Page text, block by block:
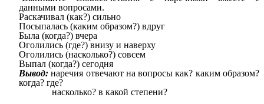
данными вопросами.
Раскачивал (как?) сильно
Посыпалась (каким образом?) вдруг
Была (когда?) вчера
Оголились (где?) внизу и наверху
Оголились (насколько?) совсем
Выпал (когда?) сегодня
Вывод: наречия отвечают на вопросы как? каким образом?
когда? где?
насколько? в какой степени?